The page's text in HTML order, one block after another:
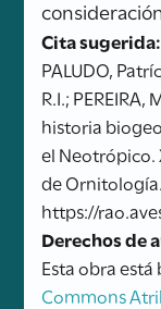
Cita sugerida:
PALUDO,
R.I.;
historia
el Neotrópico.
de
https://
Derechos de
Esta obra
Commons